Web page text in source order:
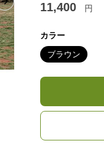
Next slide 11,400 円
カラー
ブラウン